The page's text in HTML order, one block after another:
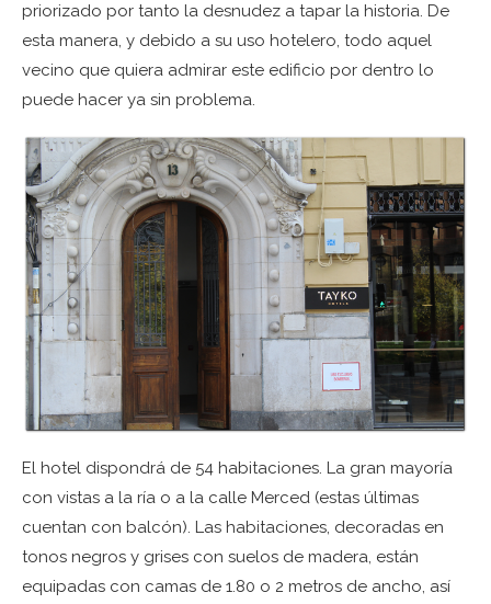
priorizado por tanto la desnudez a tapar la historia. De
esta manera, y debido a su uso hotelero, todo aquel
vecino que quiera admirar este edificio por dentro lo
puede hacer ya sin problema.
El hotel dispondrá de 54 habitaciones. La gran mayoría
con vistas a la ría o a la calle Merced (estas últimas
cuentan con balcón). Las habitaciones, decoradas en
tonos negros y grises con suelos de madera, están
equipadas con camas de 1.80 o 2 metros de ancho, así